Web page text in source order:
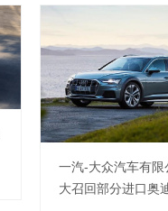
一汽-大众汽车有限
大召回部分进口奥